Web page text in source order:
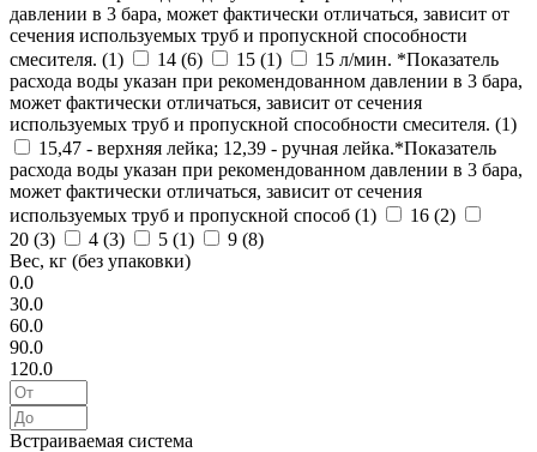
давлении в 3 бара, может фактически отличаться, зависит от
сечения используемых труб и пропускной способности
смесителя. (1) 14 (6) 15 (1)
15 л/мин. *Показатель
расхода воды указан при рекомендованном давлении в 3 бара,
может фактически отличаться, зависит от сечения
используемых труб и пропускной способности смесителя. (1)
15,47 - верхняя лейка; 12,39 - ручная лейка.*Показатель
расхода воды указан при рекомендованном давлении в 3 бара,
может фактически отличаться, зависит от сечения
используемых труб и пропускной способ (1) 16 (2)
20 (3) 4 (3) 5 (1) 9 (8)
Вес, кг (без упаковки)
0.0
30.0
60.0
90.0
120.0
Встраиваемая система